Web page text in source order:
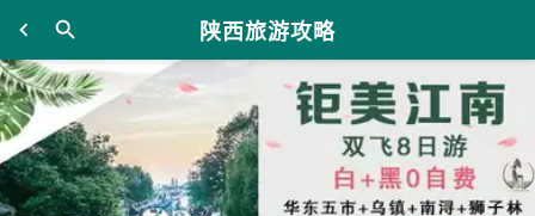
陕西旅游攻略